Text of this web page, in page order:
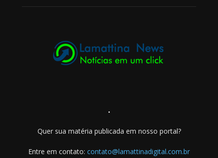
.
Quer sua matéria publicada em nosso portal?
Entre em contato: contato@lamattinadigital.com.br